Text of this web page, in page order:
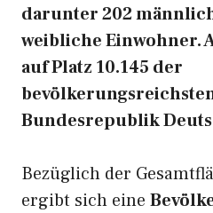
darunter 202
weibliche Einwohner.
auf Platz 10.145 der
Bundesrepublik
Bezüglich der
ergibt sich eine